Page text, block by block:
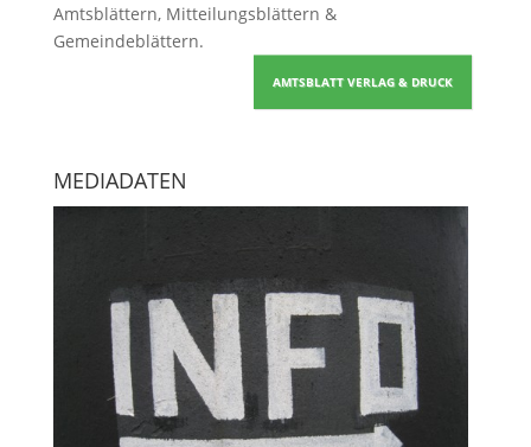
Amtsblättern, Mitteilungsblättern &
Gemeindeblättern.
AMTSBLATT VERLAG & DRUCK
MEDIADATEN